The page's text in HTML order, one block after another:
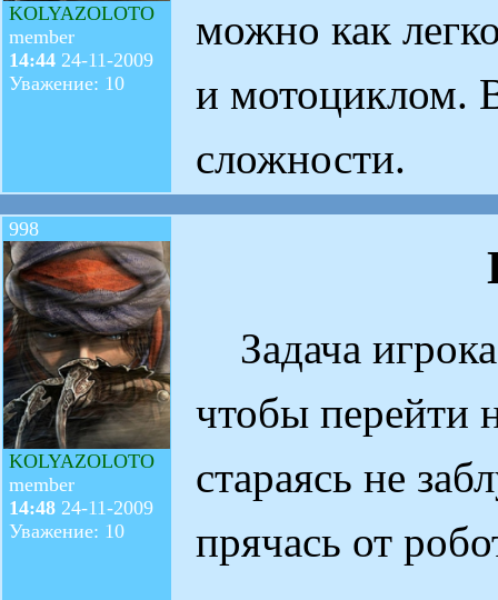
KOLYAZOLOTO
member
14:44 24-11-2009
Уважение: 10
можно как
и мотоциклом.
сложности.
998
KOLYAZOLOTO
member
14:48 24-11-2009
Уважение: 10
Задача
чтобы перейти
стараясь не
прячась от